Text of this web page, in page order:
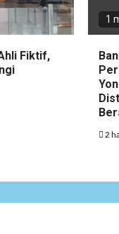
Fiktif,
1
2